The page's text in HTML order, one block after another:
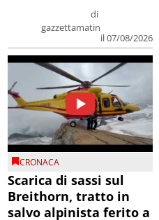
di
gazzettamatin
il 07/08/2026
CRONACA
Scarica di sassi sul
Breithorn, tratto in
salvo alpinista ferito a